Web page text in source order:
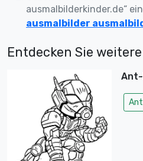
ausmalbilderkinder.de“
ausmalbilder
Entdecken Sie
Ant-